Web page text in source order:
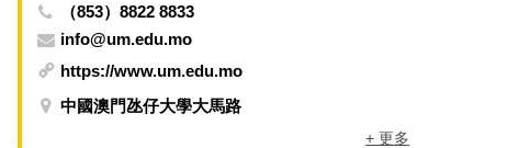
（853）8822 8833
info@um.edu.mo
https://www.um.edu.mo
中國澳門氹仔大學大馬路
+ 更多